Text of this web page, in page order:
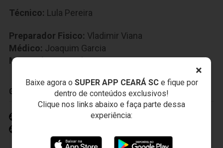
×
Baixe agora o SUPER APP CEARÁ SCe fique por
dentro de conteúdos exclusivos!
Clique nos links abaixo e faça parte dessa
experiência:
Técnico: Lula Pereira
Preparador Fisico: Vladimir Viana
Médico: Joaquim Garcia
Massagista:Anacleto Pires
GOLS